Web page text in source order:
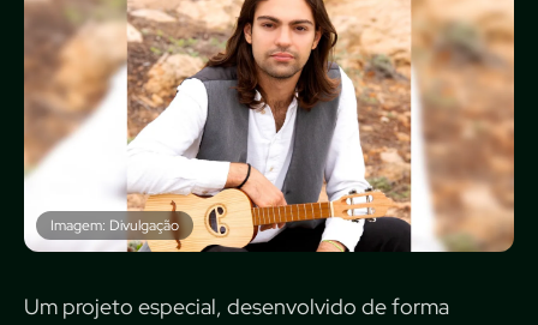
Imagem: Divulgação
Um projeto especial, desenvolvido de forma